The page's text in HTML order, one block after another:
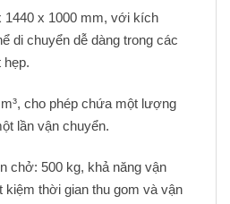
1440 x 1000 mm, với kích
di chuyển dễ dàng trong các
hẹp.
cho phép chứa một lượng
lần vận chuyển.
chở: 500 kg, khả năng vận
kiệm thời gian thu gom và vận